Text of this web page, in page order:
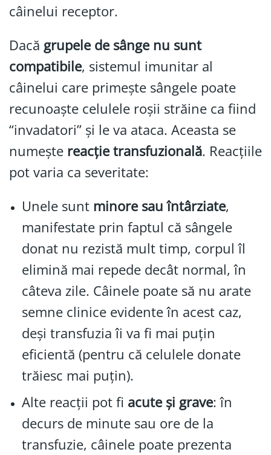
câinelui receptor.
Dacă grupele de sânge nu sunt
compatibile, sistemul imunitar al
câinelui care primește sângele poate
recunoaște celulele roșii străine ca fiind
“invadatori” și le va ataca. Aceasta se
numește reacție transfuzională. Reacțiile
pot varia ca severitate:
Unele sunt minore sau întârziate,
manifestate prin faptul că sângele
donat nu rezistă mult timp, corpul îl
elimină mai repede decât normal, în
câteva zile. Câinele poate să nu arate
semne clinice evidente în acest caz,
deși transfuzia îi va fi mai puțin
eficientă (pentru că celulele donate
trăiesc mai puțin).
Alte reacții pot fi acute și grave: în
decurs de minute sau ore de la
transfuzie, câinele poate prezenta